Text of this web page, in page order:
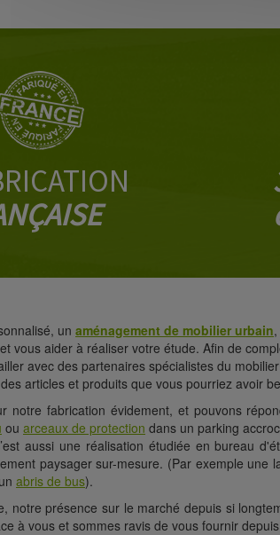
un aménagement de mobilier urbain,
vous aider à réaliser votre étude. Afin de
avec des partenaires spécialistes du
articles et produits que vous pourriez avoir
notre fabrication évidement, et pouvons
ou arceaux de protection dans un parking
aussi une réalisation étudiée en bureau
paysager sur-mesure. (Par exemple une
abris de bus).
notre présence sur le marché depuis si
à vous et sommes ravis de vous fournir